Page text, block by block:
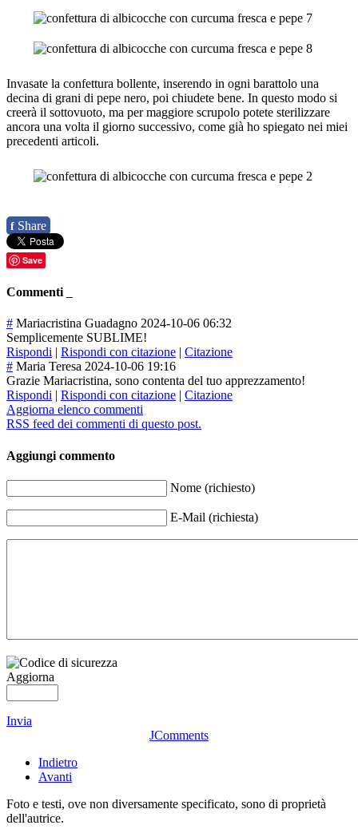
Invasate la confettura bollente, inserendo in ogni barattolo una
decina di grani di pepe nero, poi chiudete bene. In questo modo si
creerà il sottovuoto, ma per maggiore scrupolo potete sterilizzare
ancora una volta il giorno successivo, come già ho spiegato nei miei
precedenti articoli.
f Share
Save
Commenti
# Mariacristina Guadagno 2024-10-06 06:32
Semplicemente SUBLIME!
Rispondi | Rispondi con citazione | Citazione
# Maria Teresa 2024-10-06 19:16
Grazie Mariacristina, sono contenta del tuo apprezzamento!
Rispondi | Rispondi con citazione | Citazione
Aggiorna elenco commenti
RSS feed dei commenti di questo post.
Aggiungi commento
Nome (richiesto)
E-Mail (richiesta)
Aggiorna
Invia
JComments
Indietro
Avanti
Foto e testi, ove non diversamente specificato, sono di proprietà
dell'autrice.